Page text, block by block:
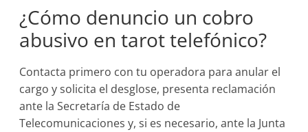
¿Cómo denuncio un cobro
abusivo en tarot telefónico?
Contacta primero con tu operadora para anular el
cargo y solicita el desglose, presenta reclamación
ante la Secretaría de Estado de
Telecomunicaciones y, si es necesario, ante la Junta